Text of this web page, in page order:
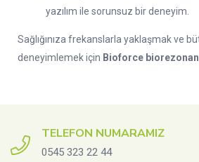
yazılım ile sorunsuz bir deneyim.
Sağlığınıza frekanslarla yaklaşmak ve
deneyimlemek için Bioforce
TELEFON NUMARAMIZ
0545 323 22 44